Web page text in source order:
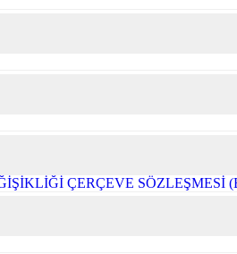
ÇERÇEVE SÖZLEŞMESİ